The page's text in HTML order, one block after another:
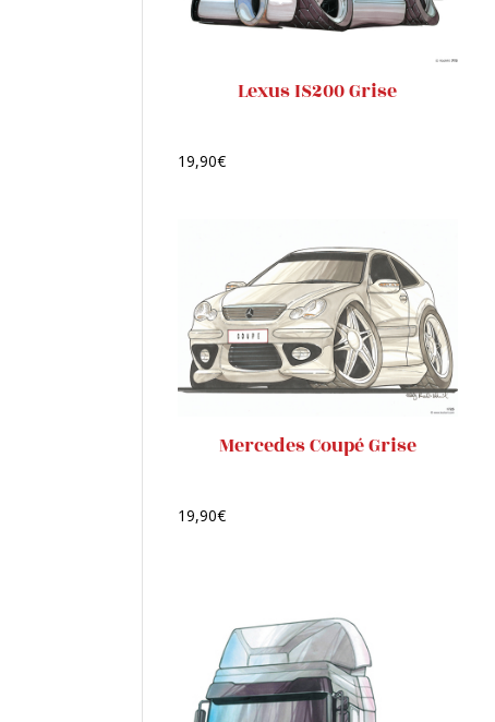
Lexus IS200 Grise
19,90€
Mercedes Coupé Grise
19,90€